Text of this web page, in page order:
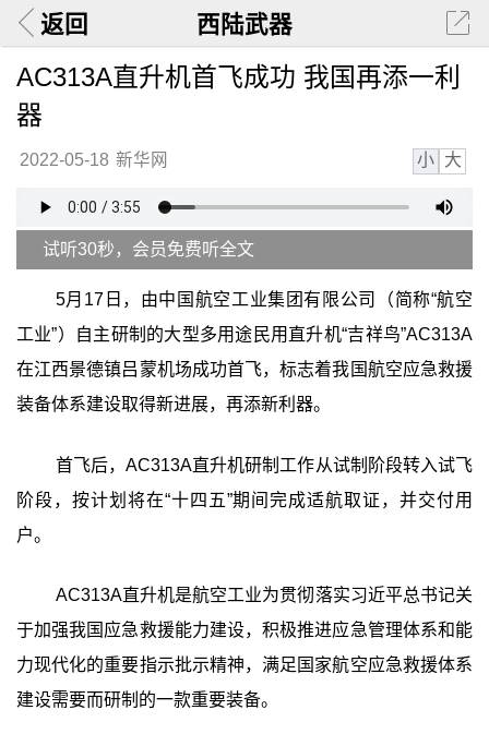
返回 西陆武器
AC313A直升机首飞成功 我国再添一利
器
2022-05-18 新华网 小 大
试听30秒，会员免费听全文
5月17日，由中国航空工业集团有限公司（简称“航空
工业”）自主研制的大型多用途民用直升机“吉祥鸟”AC313A
在江西景德镇吕蒙机场成功首飞，标志着我国航空应急救援
装备体系建设取得新进展，再添新利器。
首飞后，AC313A直升机研制工作从试制阶段转入试飞
阶段，按计划将在“十四五”期间完成适航取证，并交付用
户。
AC313A直升机是航空工业为贯彻落实习近平总书记关
于加强我国应急救援能力建设，积极推进应急管理体系和能
力现代化的重要指示批示精神，满足国家航空应急救援体系
建设需要而研制的一款重要装备。